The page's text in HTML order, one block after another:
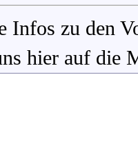
Infos zu den
hier auf die